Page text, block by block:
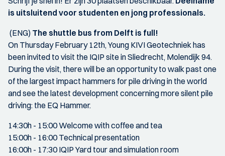
is uitsluitend voor studenten en jong professionals.
(ENG) The shuttle bus from Delft is full!
On Thursday February 12th, Young KIVI Geotechniek has
been invited to visit the IQIP site in Sliedrecht, Molendijk 94.
During the visit, there will be an opportunity to walk past one
of the largest impact hammers for pile driving in the world
and see the latest development concerning more silent pile
driving: the EQ Hammer.
14:30h - 15:00 Welcome with coffee and tea
15:00h - 16:00 Technical presentation
16:00h - 17:30 IQIP Yard tour and simulation room